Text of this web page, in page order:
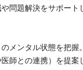
問題解決をサポート
メンタル状態を把握
師との連携）を提案